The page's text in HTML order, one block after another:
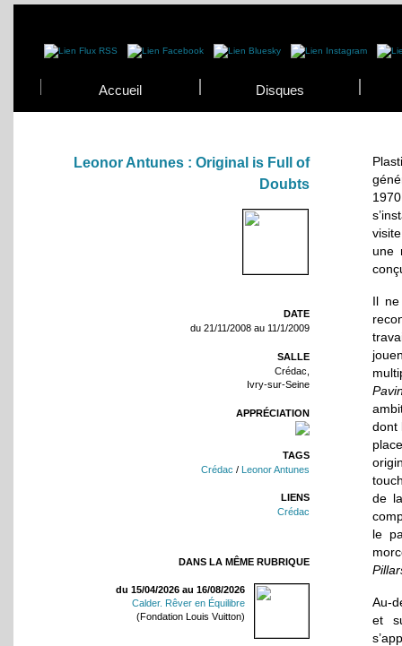
Accueil Disques
Leonor Antunes : Original is Full of
Doubts
DATE
du 21/11/2008 au 11/1/2009
SALLE
Crédac,
Ivry-sur-Seine
APPRÉCIATION
TAGS
Crédac / Leonor Antunes
LIENS
Crédac
DANS LA MÊME RUBRIQUE
du 15/04/2026 au 16/08/2026
Calder. Rêver en Équilibre
(Fondation Louis Vuitton)
une
Il ne
dont
de
le
Au-
et